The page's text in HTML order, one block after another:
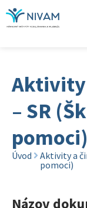
Aktivity
– SR
pomoci)
Úvod
Aktivity a
pomoci)
Názov